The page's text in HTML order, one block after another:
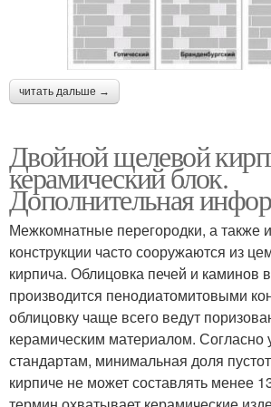
читать дальше →
Двойной щелевой
керамический блок.
Дополнительная
Межкомнатные перегородки, а также
конструкции часто сооружаются из
кирпича. Облицовка печей и каминов
производится пенодиатомитовыми
облицовку чаще всего ведут
керамическим материалом. Согласно
стандартам, минимальная доля
кирпиче не может составлять менее